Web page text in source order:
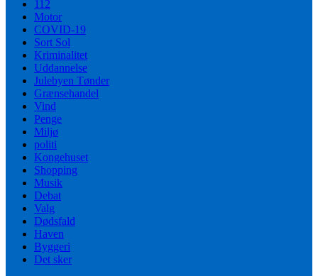
112
Motor
COVID-19
Sort Sol
Kriminalitet
Uddannelse
Julebyen Tønder
Grænsehandel
Vind
Penge
Miljø
politi
Kongehuset
Shopping
Musik
Debat
Valg
Dødsfald
Haven
Byggeri
Det sker